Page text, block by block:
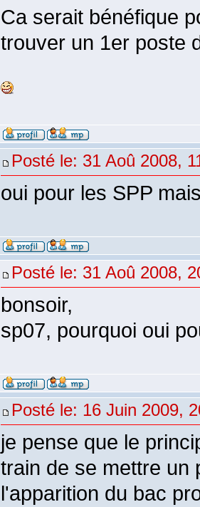
Ca serait bénéfique
trouver un 1er poste
Posté le: 31 Aoû 2008,
oui pour les SPP
Posté le: 31 Aoû 2008,
bonsoir,
sp07, pourquoi oui
Posté le: 16 Juin 2009,
je pense que le
train de se mettre un
l'apparition du bac